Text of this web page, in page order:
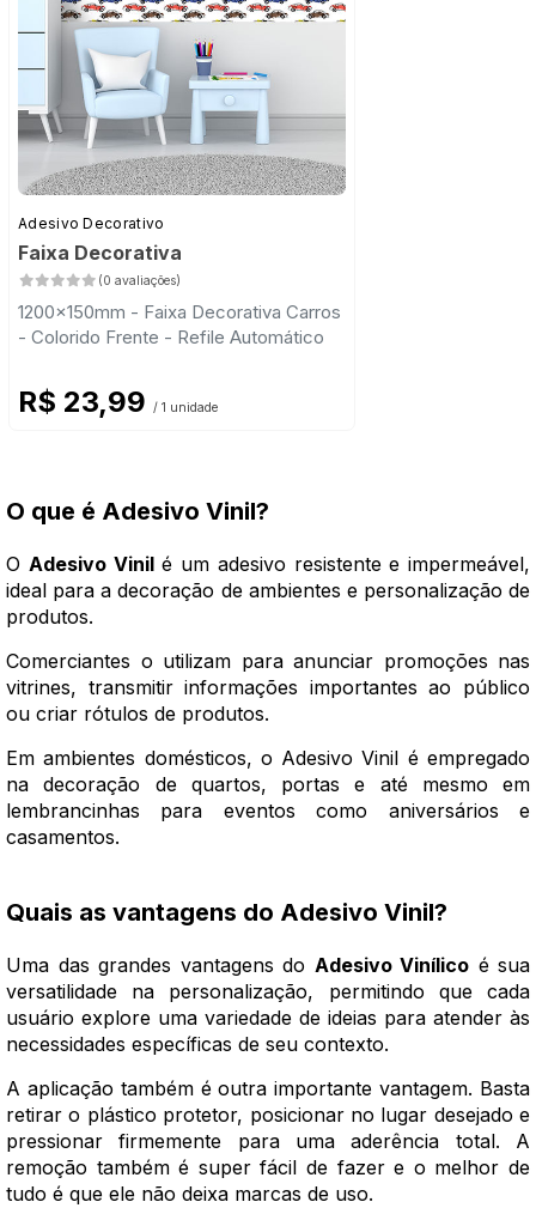
Adesivo Decorativo
Faixa Decorativa
(0 avaliações)
1200x150mm - Faixa Decorativa Carros
- Colorido Frente - Refile Automático
R$ 23,99 / 1 unidade
O que é Adesivo Vinil?
O Adesivo Vinilé um adesivo resistente e impermeável,
ideal para a decoração de ambientes e personalização de
produtos.
Comerciantes o utilizam para anunciar promoções nas
vitrines, transmitir informações importantes ao público
ou criar rótulos de produtos.
Em ambientes domésticos, o Adesivo Vinil é empregado
na decoração de quartos, portas e até mesmo em
lembrancinhas para eventos como aniversários e
casamentos.
Quais as vantagens do Adesivo Vinil?
Uma das grandes vantagens do Adesivo Vinílico é sua
versatilidade na personalização, permitindo que cada
usuário explore uma variedade de ideias para atender às
necessidades específicas de seu contexto.
A aplicação também é outra importante vantagem. Basta
retirar o plástico protetor, posicionar no lugar desejado e
pressionar firmemente para uma aderência total. A
remoção também é super fácil de fazer e o melhor de
tudo é que ele não deixa marcas de uso.